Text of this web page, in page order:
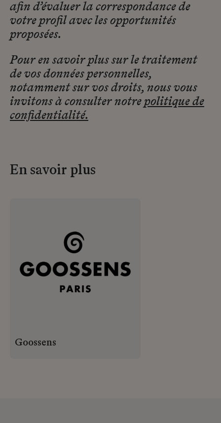
afin d’évaluer la correspondance de
votre profil avec les opportunités
proposées.
Pour en savoir plus sur le traitement
de vos données personnelles,
notamment sur vos droits, nous vous
invitons à consulter notre politique de
confidentialité.
En savoir plus
Goossens